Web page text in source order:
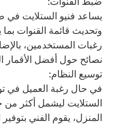
يساعد فنيو الستلايت في
وتحديث قائمة القنوات
رغبات المستخدمين،
نصائح حول أفضل الأقمار
توسيع النظام:
في حال رغبة العميل في
الستلايت ليشمل أكثر من
المنزل، يقوم الفني